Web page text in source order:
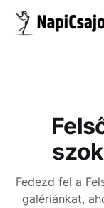
Fedezd fel a
galériánkat,